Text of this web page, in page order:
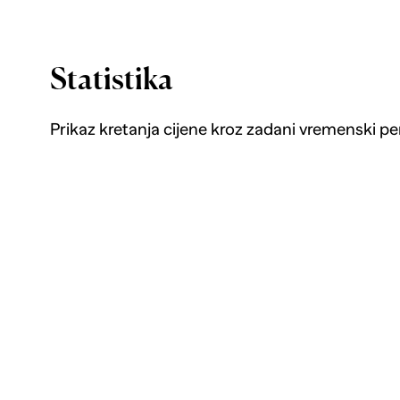
Statistika
Prikaz kretanja cijene kroz zadani vremenski